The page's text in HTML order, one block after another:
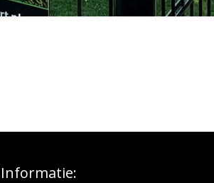
Informatie: